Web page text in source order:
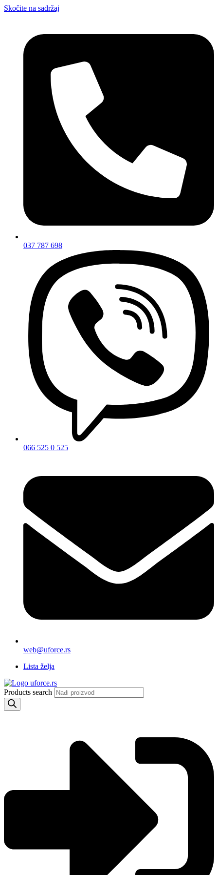
Skočite na sadržaj
037 787 698
066 525 0 525
web@uforce.rs
Lista želja
Products search